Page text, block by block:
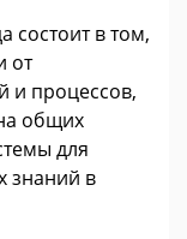
состоит в том,
от
и процессов,
общих
для
знаний в